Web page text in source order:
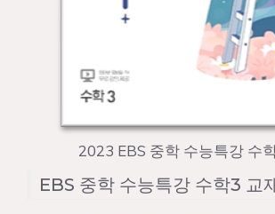
2023 EBS 중학 수능특강 수
EBS 중학 수능특강 수학3 교